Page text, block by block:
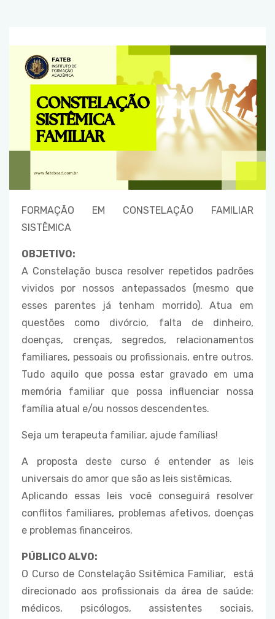
FORMAÇÃO EM CONSTELAÇÃO FAMILIAR
SISTÊMICA
OBJETIVO:
A Constelação busca resolver repetidos padrões
vividos por nossos antepassados (mesmo que
esses parentes já tenham morrido). Atua em
questões como divórcio, falta de dinheiro,
doenças, crenças, segredos, relacionamentos
familiares, pessoais ou profissionais, entre outros.
Tudo aquilo que possa estar gravado em uma
memória familiar que possa influenciar nossa
família atual e/ou nossos descendentes.
Seja um terapeuta familiar, ajude famílias!
A proposta deste curso é entender as leis
universais do amor que são as leis sistêmicas.
Aplicando essas leis você conseguirá resolver
conflitos familiares, problemas afetivos, doenças
e problemas financeiros.
PÚBLICO ALVO:
O Curso de Constelação Ssitêmica Familiar, está
direcionado aos profissionais da área de saúde:
médicos, psicólogos, assistentes sociais,